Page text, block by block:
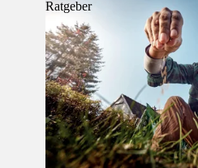
Ratgeber